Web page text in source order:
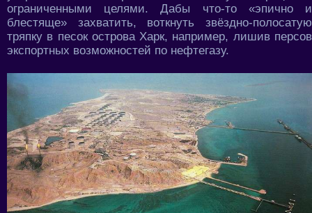
ограниченными целями. Дабы что-то «эпично и
блестяще» захватить, воткнуть звёздно-полосатую
тряпку в песок острова Харк, например, лишив персов
экспортных возможностей по нефтегазу.